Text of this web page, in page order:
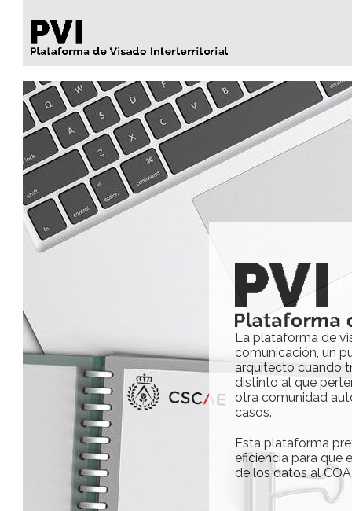
La plataforma de
comunicación, un
arquitecto cuando
distinto al que
otra comunidad
casos.
Esta plataforma
eficiencia para que
de los datos al